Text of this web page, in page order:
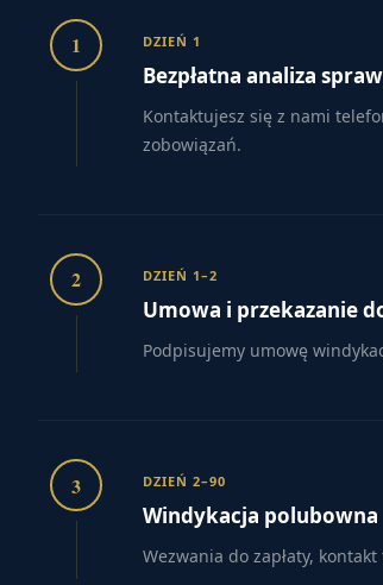
1 DZIEŃ 1
Bezpłatna analiza
Kontaktujesz się z nami
zobowiązań.
2 DZIEŃ 1–2
Umowa i przekazanie
Podpisujemy umowę
3 DZIEŃ 2–90
Windykacja polubowna
Wezwania do zapłaty,